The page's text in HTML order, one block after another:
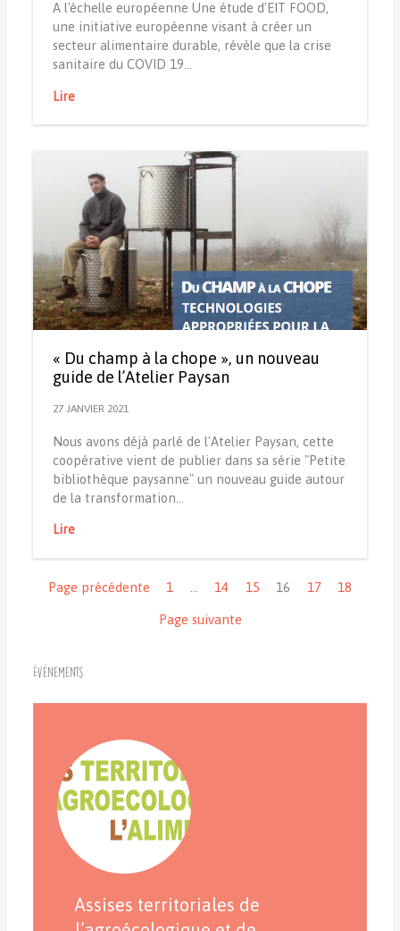
A l'échelle européenne Une étude d'EIT FOOD,
une initiative européenne visant à créer un
secteur alimentaire durable, révèle que la crise
sanitaire du COVID 19…
Lire
« Du champ à la chope », un nouveau
guide de l’Atelier Paysan
27 JANVIER 2021
Nous avons déjà parlé de l'Atelier Paysan, cette
coopérative vient de publier dans sa série "Petite
bibliothèque paysanne" un nouveau guide autour
de la transformation…
Lire
Page précédente
1 14 15 16 17 18
Page suivante
Événements
Assises territoriales de